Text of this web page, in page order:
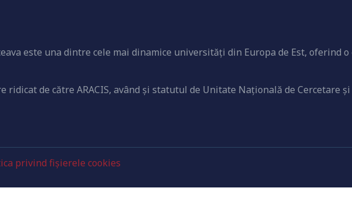
este una dintre cele mai dinamice universităţi din Europa de Est,
ridicat de către ARACIS, având şi statutul de Unitate Naţională de Cercetare
privind fișierele cookies